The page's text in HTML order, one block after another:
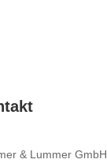
& Lummer GmbH